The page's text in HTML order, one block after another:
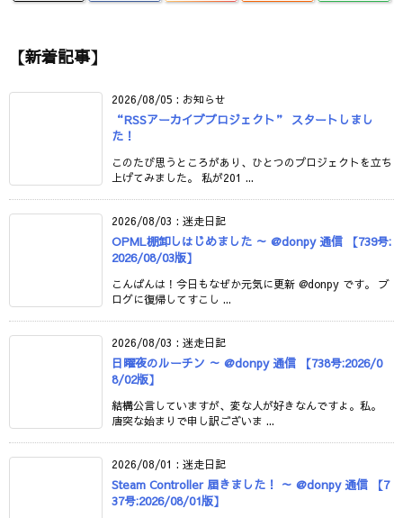
【新着記事】
2026/08/05 : お知らせ
“RSSアーカイブプロジェクト” スタートしまし
た！
このたび思うところがあり、ひとつのプロジェクトを立ち
上げてみました。 私が201 ...
2026/08/03 : 迷走日記
OPML棚卸しはじめました ～ @donpy 通信 【739号:
2026/08/03版】
こんばんは！今日もなぜか元気に更新 @donpy です。 ブ
ログに復帰してすこし ...
2026/08/03 : 迷走日記
日曜夜のルーチン ～ @donpy 通信 【738号:2026/0
8/02版】
結構公言していますが、変な人が好きなんですよ。私。
唐突な始まりで申し訳ございま ...
2026/08/01 : 迷走日記
Steam Controller 届きました！ ～ @donpy 通信 【7
37号:2026/08/01版】